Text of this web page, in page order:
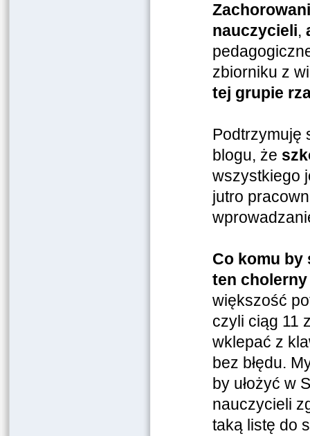
nauczycieli,
zbiorniku z
tej grupie
Podtrzymuję
blogu, że
wszystkiego
jutro
Co komu by
ten
większość
czyli ciąg 11
wklepać z
bez błędu.
by ułożyć w
nauczycieli
taką listę do